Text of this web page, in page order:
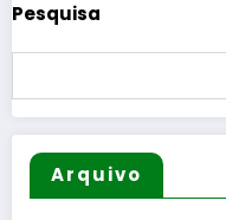
Pesquisa
Arquivo